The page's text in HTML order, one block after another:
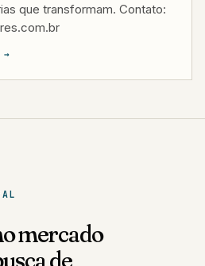
que transformam. Contato:
→
mercado
de